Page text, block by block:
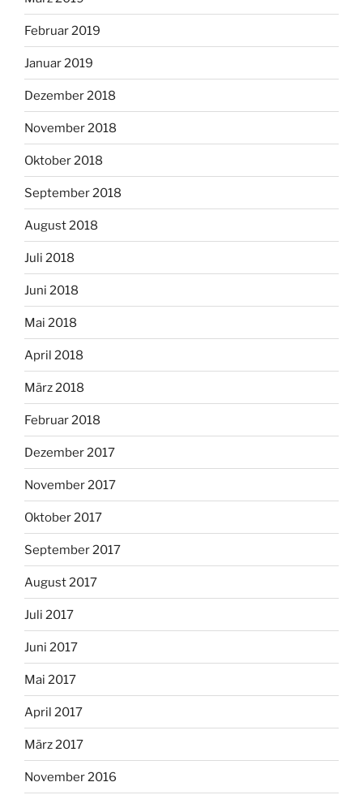
Februar 2019
Januar 2019
Dezember 2018
November 2018
Oktober 2018
September 2018
August 2018
Juli 2018
Juni 2018
Mai 2018
April 2018
März 2018
Februar 2018
Dezember 2017
November 2017
Oktober 2017
September 2017
August 2017
Juli 2017
Juni 2017
Mai 2017
April 2017
März 2017
November 2016